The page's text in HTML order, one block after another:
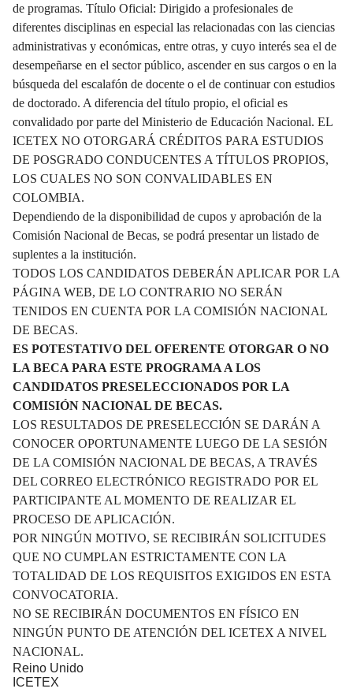
de programas. Título Oficial: Dirigido a profesionales de
diferentes disciplinas en especial las relacionadas con las ciencias
administrativas y económicas, entre otras, y cuyo interés sea el de
desempeñarse en el sector público, ascender en sus cargos o en la
búsqueda del escalafón de docente o el de continuar con estudios
de doctorado. A diferencia del título propio, el oficial es
convalidado por parte del Ministerio de Educación Nacional. EL
ICETEX NO OTORGARÁ CRÉDITOS PARA ESTUDIOS
DE POSGRADO CONDUCENTES A TÍTULOS PROPIOS,
LOS CUALES NO SON CONVALIDABLES EN
COLOMBIA.
Dependiendo de la disponibilidad de cupos y aprobación de la
Comisión Nacional de Becas, se podrá presentar un listado de
suplentes a la institución.
TODOS LOS CANDIDATOS DEBERÁN APLICAR POR LA
PÁGINA WEB, DE LO CONTRARIO NO SERÁN
TENIDOS EN CUENTA POR LA COMISIÓN NACIONAL
DE BECAS.
ES POTESTATIVO DEL OFERENTE OTORGAR O NO
LA BECA PARA ESTE PROGRAMA A LOS
CANDIDATOS PRESELECCIONADOS POR LA
COMISIÓN NACIONAL DE BECAS.
LOS RESULTADOS DE PRESELECCIÓN SE DARÁN A
CONOCER OPORTUNAMENTE LUEGO DE LA SESIÓN
DE LA COMISIÓN NACIONAL DE BECAS, A TRAVÉS
DEL CORREO ELECTRÓNICO REGISTRADO POR EL
PARTICIPANTE AL MOMENTO DE REALIZAR EL
PROCESO DE APLICACIÓN.
POR NINGÚN MOTIVO, SE RECIBIRÁN SOLICITUDES
QUE NO CUMPLAN ESTRICTAMENTE CON LA
TOTALIDAD DE LOS REQUISITOS EXIGIDOS EN ESTA
CONVOCATORIA.
NO SE RECIBIRÁN DOCUMENTOS EN FÍSICO EN
NINGÚN PUNTO DE ATENCIÓN DEL ICETEX A NIVEL
NACIONAL.
Reino Unido
ICETEX